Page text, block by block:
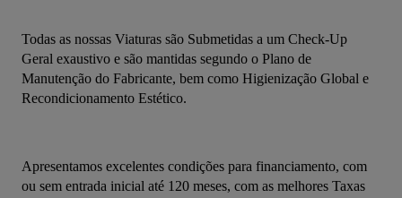
Todas as nossas Viaturas são Submetidas a um Check-Up
Geral exaustivo e são mantidas segundo o Plano de
Manutenção do Fabricante, bem como Higienização Global e
Recondicionamento Estético.
Apresentamos excelentes condições para financiamento, com
ou sem entrada inicial até 120 meses, com as melhores Taxas